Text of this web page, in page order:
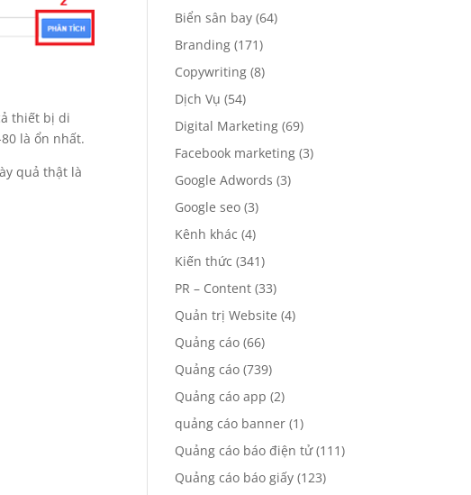
thiết bị di
là ổn nhất.
quả thật là
Biển sân bay (64)
Branding (171)
Copywriting (8)
Dịch Vụ (54)
Digital Marketing (69)
Facebook marketing (3)
Google Adwords (3)
Google seo (3)
Kênh khác (4)
Kiến thức (341)
PR – Content (33)
Quản trị Website (4)
Quảng cáo (66)
Quảng cáo (739)
Quảng cáo app (2)
quảng cáo banner (1)
Quảng cáo báo điện tử(111)
Quảng cáo báo giấy (123)